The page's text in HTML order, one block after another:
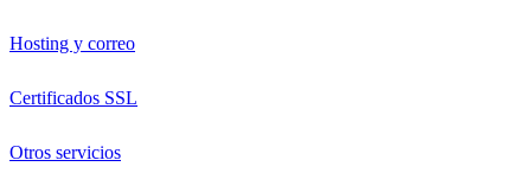
Hosting y correo
Certificados SSL
Otros servicios